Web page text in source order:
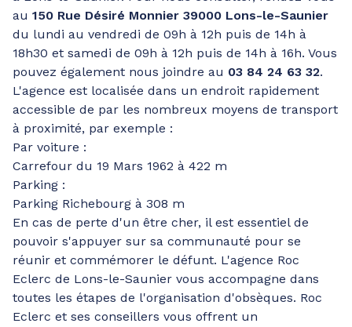
au 150 Rue Désiré Monnier 39000 Lons-le-Saunier
du lundi au vendredi de 09h à 12h puis de 14h à
18h30 et samedi de 09h à 12h puis de 14h à 16h. Vous
pouvez également nous joindre au 03 84 24 63 32.
L'agence est localisée dans un endroit rapidement
accessible de par les nombreux moyens de transport
à proximité, par exemple :
Par voiture :
Carrefour du 19 Mars 1962 à 422 m
Parking :
Parking Richebourg à 308 m
En cas de perte d'un être cher, il est essentiel de
pouvoir s'appuyer sur sa communauté pour se
réunir et commémorer le défunt. L'agence Roc
Eclerc de Lons-le-Saunier vous accompagne dans
toutes les étapes de l'organisation d'obsèques. Roc
Eclerc et ses conseillers vous offrent un